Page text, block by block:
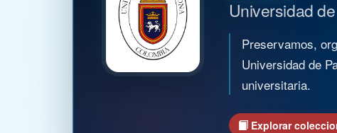
Universidad
Preservamos,
Universidad de
universitaria.
Explorar